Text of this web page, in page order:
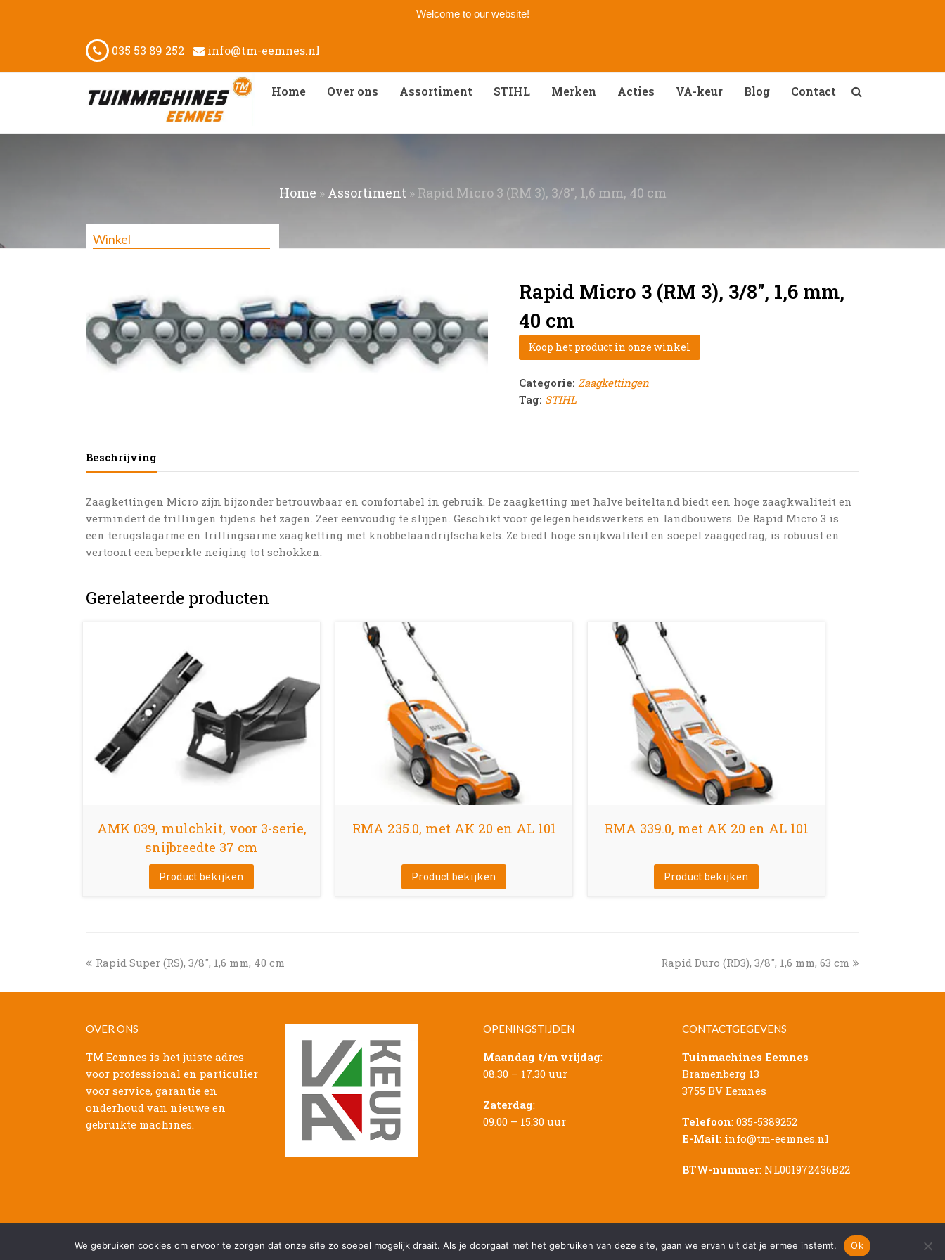
Welcome to our website!
035 53 89 252 info@tm-eemnes.nl
Home Over ons Assortiment STIHL Merken Acties VA-keur Blog Contact
Winkel
Home » Assortiment» Rapid Micro 3 (RM 3), 3/8″, 1,6 mm, 40 cm
Rapid Micro 3 (RM 3), 3/8″, 1,6 mm,
40 cm
Koop het product in onze winkel
Categorie: Zaagkettingen
Tag: STIHL
Beschrijving
Zaagkettingen Micro zijn bijzonder betrouwbaar en comfortabel in gebruik. De zaagketting met halve beiteltand biedt een hoge zaagkwaliteit en
vermindert de trillingen tijdens het zagen. Zeer eenvoudig te slijpen. Geschikt voor gelegenheidswerkers en landbouwers. De Rapid Micro 3 is
een terugslagarme en trillingsarme zaagketting met knobbelaandrijfschakels. Ze biedt hoge snijkwaliteit en soepel zaaggedrag, is robuust en
vertoont een beperkte neiging tot schokken.
Gerelateerde producten
AMK 039, mulchkit, voor 3-serie,
snijbreedte 37 cm
Product bekijken
RMA 235.0, met AK 20 en AL 101
Product bekijken
RMA 339.0, met AK 20 en AL 101
Product bekijken
previous
Rapid Super (RS), 3/8″, 1,6 mm, 40 cm
next
Rapid Duro (RD3), 3/8″, 1,6 mm, 63 cm
OVER ONS
TM Eemnes is het juiste adres
voor professional en particulier
voor service, garantie en
onderhoud van nieuwe en
gebruikte machines.
OPENINGSTIJDEN
Maandag t/m vrijdag:
08.30 – 17.30 uur
Zaterdag:
09.00 – 15.30 uur
CONTACTGEGEVENS
Tuinmachines Eemnes
Bramenberg 13
3755 BV Eemnes
Telefoon: 035-5389252
E-Mail: info@tm-eemnes.nl
BTW-nummer: NL001972436B22
© Copyright - 2026 Tuinmachines Eemnes Sitemap| Privacy Verklaring|Disclaimer
We gebruiken cookies om ervoor te zorgen dat onze site zo soepel mogelijk draait. Als je doorgaat met het gebruiken van deze site, gaan we ervan uit dat je ermee instemt. Ok